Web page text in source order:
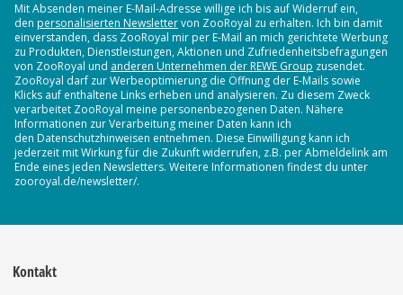
Mit Absenden meiner E-Mail-Adresse willige ich bis auf Widerruf ein,
den personalisierten Newslettervon ZooRoyal zu erhalten. Ich bin damit
einverstanden, dass ZooRoyal mir per E-Mail an mich gerichtete Werbung
zu Produkten, Dienstleistungen, Aktionen und Zufriedenheitsbefragungen
von ZooRoyal und anderen Unternehmen der REWE Group zusendet.
ZooRoyal darf zur Werbeoptimierung die Öffnung der E-Mails sowie
Klicks auf enthaltene Links erheben und analysieren. Zu diesem Zweck
verarbeitet ZooRoyal meine personenbezogenen Daten. Nähere
Informationen zur Verarbeitung meiner Daten kann ich
den Datenschutzhinweisen entnehmen. Diese Einwilligung kann ich
jederzeit mit Wirkung für die Zukunft widerrufen, z.B. per Abmeldelink am
Ende eines jeden Newsletters. Weitere Informationen findest du unter
zooroyal.de/newsletter/.
Kontakt